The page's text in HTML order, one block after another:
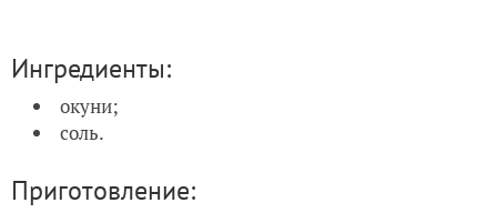
Ингредиенты:
окуни;
соль.
Приготовление: